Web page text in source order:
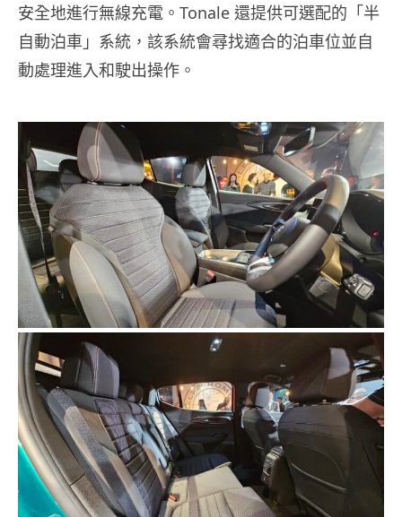
安全地進行無線充電。Tonale 還提供可選配的「半
自動泊車」系統，該系統會尋找適合的泊車位並自
動處理進入和駛出操作。